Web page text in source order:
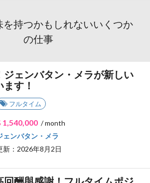
を持つかもしれないいくつか
の仕事
ェンバタン・メラが新しい
す！
フルタイム
1,540,000/ month
ェンバタン・メラ
：2026年8月2日